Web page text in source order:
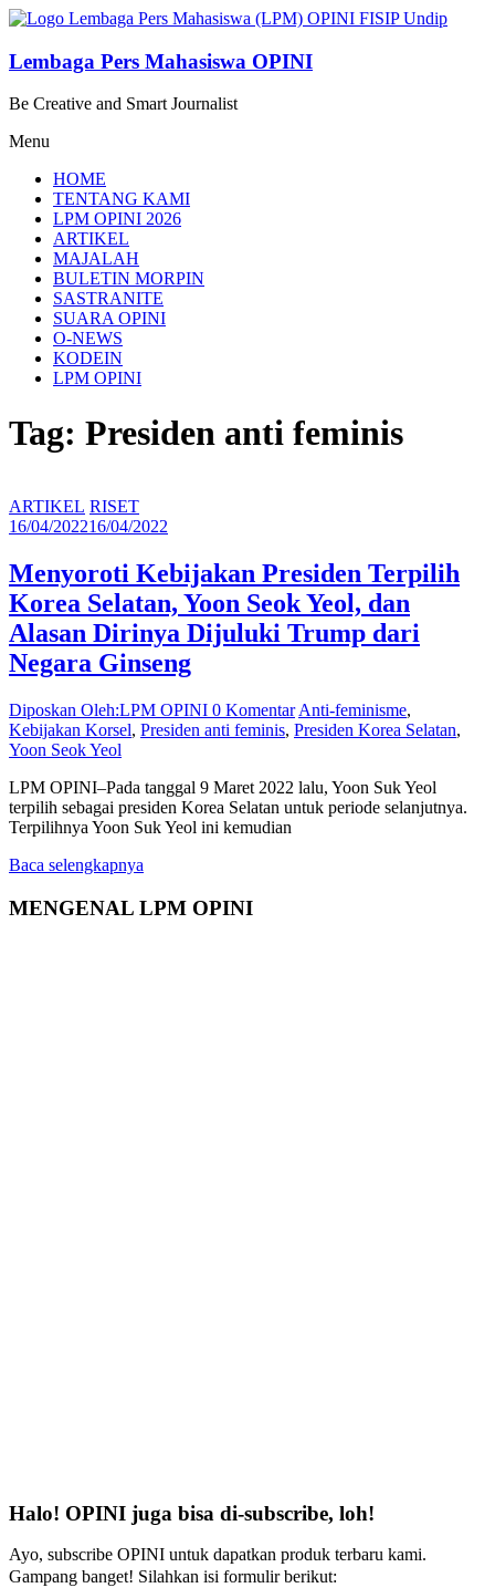
Lompat
konten
Lembaga Pers Mahasiswa OPINI
Be Creative and Smart Journalist
Menu
HOME
TENTANG KAMI
LPM OPINI 2026
ARTIKEL
MAJALAH
BULETIN MORPIN
SASTRANITE
SUARA OPINI
O-NEWS
KODEIN
LPM OPINI
Tag: Presiden anti feminis
ARTIKEL RISET
16/04/202216/04/2022
Menyoroti Kebijakan Presiden Terpilih
Korea Selatan, Yoon Seok Yeol, dan
Alasan Dirinya Dijuluki Trump dari
Negara Ginseng
Diposkan Oleh:LPM OPINI 0 Komentar Anti-feminisme,
Kebijakan Korsel, Presiden anti feminis, Presiden Korea Selatan,
Yoon Seok Yeol
LPM OPINI–Pada tanggal 9 Maret 2022 lalu, Yoon Suk Yeol
terpilih sebagai presiden Korea Selatan untuk periode selanjutnya.
Terpilihnya Yoon Suk Yeol ini kemudian
Baca selengkapnya
MENGENAL LPM OPINI
Halo! OPINI juga bisa di-subscribe, loh!
Ayo, subscribe OPINI untuk dapatkan produk terbaru kami.
Gampang banget! Silahkan isi formulir berikut: